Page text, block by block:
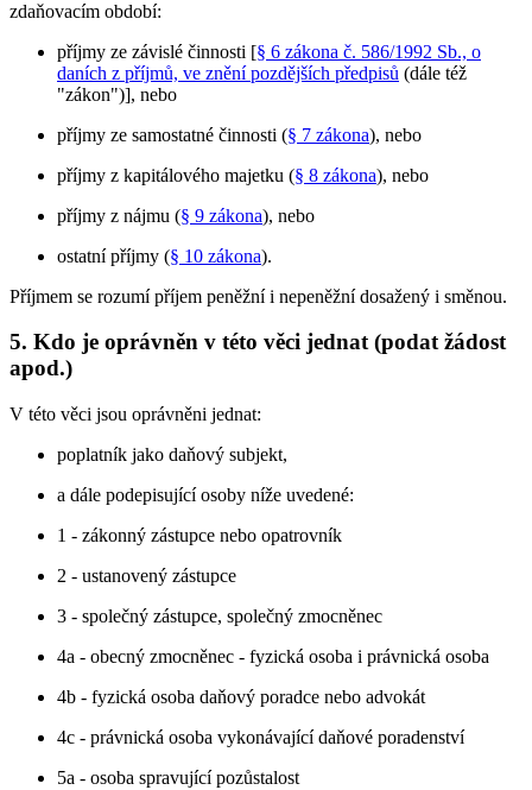
zdaňovacím období:
příjmy ze závislé činnosti [§ 6 zákona č. 586/1992 Sb., o
daních z příjmů, ve znění pozdějších předpisů (dále též
"zákon")], nebo
příjmy ze samostatné činnosti (§ 7 zákona), nebo
příjmy z kapitálového majetku (§ 8 zákona), nebo
příjmy z nájmu (§ 9 zákona), nebo
ostatní příjmy (§ 10 zákona).
Příjmem se rozumí příjem peněžní i nepeněžní dosažený i směnou.
5. Kdo je oprávněn v této věci jednat (podat žádost
apod.)
V této věci jsou oprávněni jednat:
poplatník jako daňový subjekt,
a dále podepisující osoby níže uvedené:
1 - zákonný zástupce nebo opatrovník
2 - ustanovený zástupce
3 - společný zástupce, společný zmocněnec
4a - obecný zmocněnec - fyzická osoba i právnická osoba
4b - fyzická osoba daňový poradce nebo advokát
4c - právnická osoba vykonávající daňové poradenství
5a - osoba spravující pozůstalost